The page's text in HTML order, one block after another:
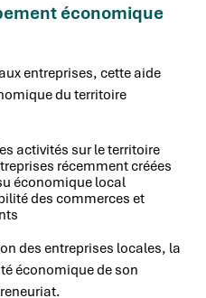
économique
entreprises, cette aide
du territoire
activités sur le territoire
récemment créées
économique local
des commerces et
des entreprises locales, la
économique de son